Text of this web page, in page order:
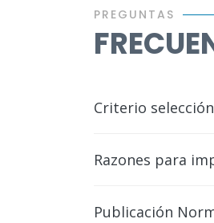
PREGUNTAS
Criterio
Razones para
Publicación